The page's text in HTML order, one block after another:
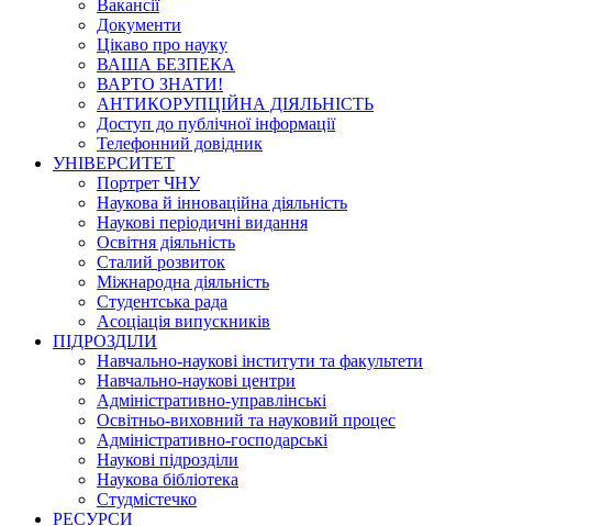
Вакансії
Документи
Цікаво про науку
ВАША БЕЗПЕКА
ВАРТО ЗНАТИ!
АНТИКОРУПЦІЙНА ДІЯЛЬНІСТЬ
Доступ до публічної інформації
Телефонний довідник
УНІВЕРСИТЕТ
Портрет ЧНУ
Наукова й інноваційна діяльність
Наукові періодичні видання
Освітня діяльність
Сталий розвиток
Міжнародна діяльність
Студентська рада
Асоціація випускників
ПІДРОЗДІЛИ
Навчально-наукові інститути та факультети
Навчально-наукові центри
Адміністративно-управлінські
Освітньо-виховний та науковий процес
Адміністративно-господарські
Наукові підрозділи
Наукова бібліотека
Студмістечко
РЕСУРСИ